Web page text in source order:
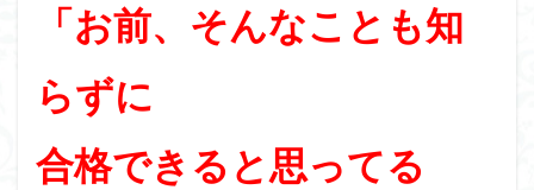
「お前、そんなことも知
らずに
合格できると思ってる